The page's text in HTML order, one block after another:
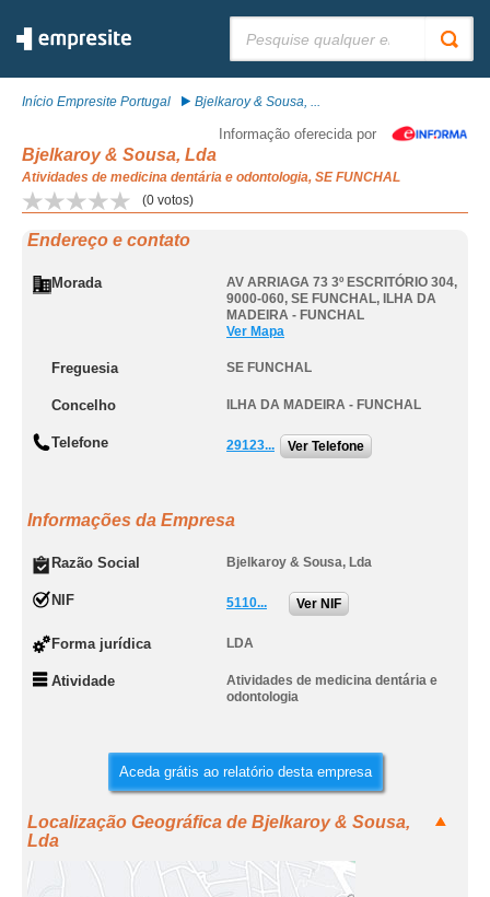
Início Empresite Portugal Bjelkaroy & Sousa, ...
Informação oferecida por
Bjelkaroy & Sousa, Lda
Atividades de medicina dentária e odontologia, SE FUNCHAL
(0 votos)
Endereço e contato
Morada
AV ARRIAGA 73 3º ESCRITÓRIO 304,
9000-060, SE FUNCHAL, ILHA DA
MADEIRA - FUNCHAL
Ver Mapa
Freguesia SE FUNCHAL
Concelho ILHA DA MADEIRA - FUNCHAL
Telefone 29123... Ver Telefone
Informações da Empresa
Razão Social Bjelkaroy & Sousa, Lda
NIF 5110... Ver NIF
Forma jurídica LDA
Atividade
Atividades de medicina dentária e
odontologia
Aceda grátis ao relatório desta empresa
Localização Geográfica de Bjelkaroy & Sousa,
Lda